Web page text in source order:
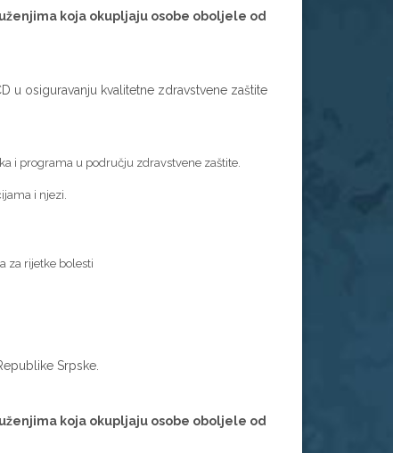
koja okupljaju osobe oboljele od
u osiguravanju kvalitetne zdravstvene zaštite
i programa u području zdravstvene zaštite.
i njezi.
za rijetke bolesti
Srpske.
koja okupljaju osobe oboljele od